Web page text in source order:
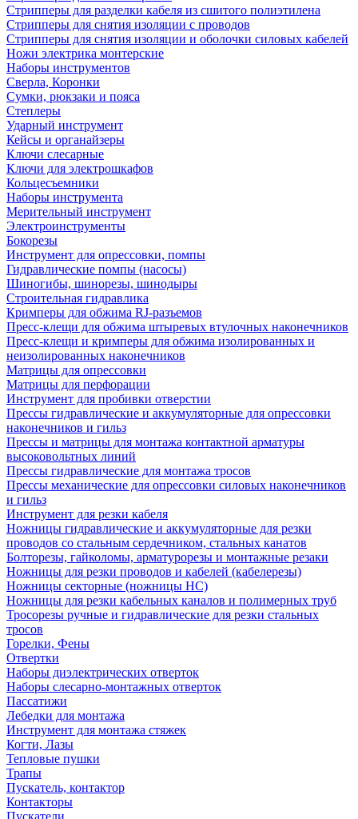
Стрипперы для разделки кабеля из сшитого полиэтилена
Cтрипперы для снятия изоляции с проводов
Стрипперы для снятия изоляции и оболочки силовых кабелей
Ножи электрика монтерские
Наборы инструментов
Сверла, Коронки
Сумки, рюкзаки и пояса
Степлеры
Ударный инструмент
Кейсы и органайзеры
Ключи слесарные
Ключи для электрошкафов
Кольцесъемники
Наборы инструмента
Мерительный инструмент
Электроинструменты
Бокорезы
Инструмент для опрессовки, помпы
Гидравлические помпы (насосы)
Шиногибы, шинорезы, шинодыры
Строительная гидравлика
Кримперы для обжима RJ-разъемов
Пресс-клещи для обжима штыревых втулочных наконечников
Пресс-клещи и кримперы для обжима изолированных и
неизолированных наконечников
Матрицы для опрессовки
Матрицы для перфорации
Инструмент для пробивки отверстии
Прессы гидравлические и аккумуляторные для опрессовки
наконечников и гильз
Прессы и матрицы для монтажа контактной арматуры
высоковольтных линий
Прессы гидравлические для монтажа тросов
Прессы механические для опрессовки силовых наконечников
и гильз
Инструмент для резки кабеля
Ножницы гидравлические и аккумуляторные для резки
проводов со стальным сердечником, стальных канатов
Болторезы, гайколомы, арматурорезы и монтажные резаки
Ножницы для резки проводов и кабелей (кабелерезы)
Ножницы секторные (ножницы НС)
Ножницы для резки кабельных каналов и полимерных труб
Тросорезы ручные и гидравлические для резки стальных
тросов
Горелки, Фены
Отвертки
Наборы диэлектрических отверток
Наборы слесарно-монтажных отверток
Пассатижи
Лебедки для монтажа
Инструмент для монтажа стяжек
Когти, Лазы
Тепловые пушки
Трапы
Пускатель, контактор
Контакторы
Пускатели